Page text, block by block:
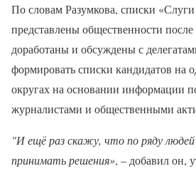
По словам Разумкова, списки «Слуги
представлены общественности после
доработаны и обсуждены с
формировать списки кандидатов на
округах на основании информации
журналистами и общественными
"И ещё раз скажу, что по ряду
принимать решения», – добавил он,